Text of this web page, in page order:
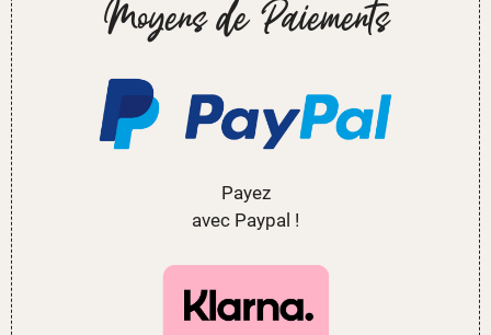
Moyens de Paiements
Payez
avec Paypal !